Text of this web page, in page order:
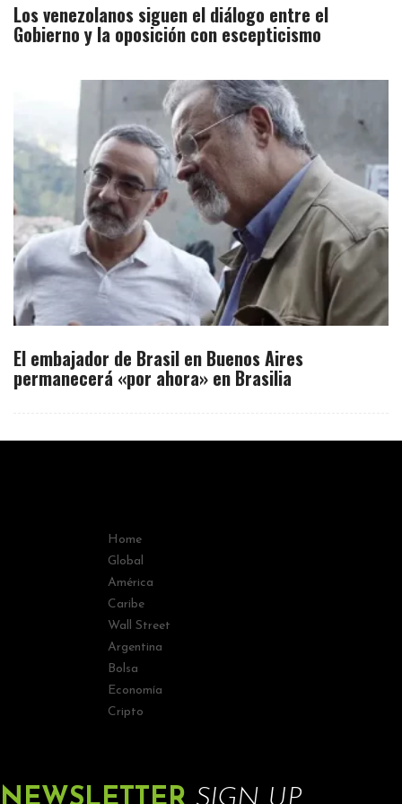
Los venezolanos siguen el diálogo entre el
Gobierno y la oposición con escepticismo
El embajador de Brasil en Buenos Aires
permanecerá «por ahora» en Brasilia
Home
Global
América
Caribe
Wall Street
Argentina
Bolsa
Economía
Cripto